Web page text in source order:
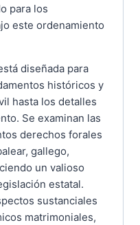
para los
este ordenamiento
diseñada para
históricos y
hasta los detalles
Se examinan las
derechos forales
gallego,
un valioso
estatal.
sustanciales
matrimoniales,